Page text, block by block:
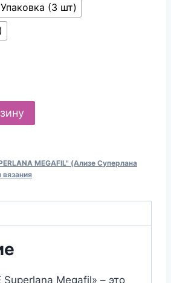
Упаковка (3 шт)
MEGAFIL" (Ализе Суперлана
Megafil» – это